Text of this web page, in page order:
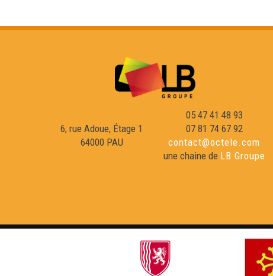
6, rue Adoue, Étage 1
64000 PAU
05 47 41 48 93
07 81 74 67 92
contact@octele.com
une chaine de LB Groupe